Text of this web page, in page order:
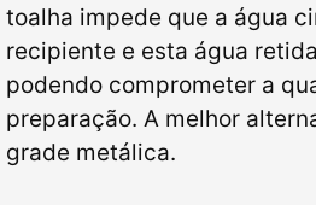
toalha impede que a água
recipiente e esta água
podendo comprometer a
preparação. A melhor
grade metálica.